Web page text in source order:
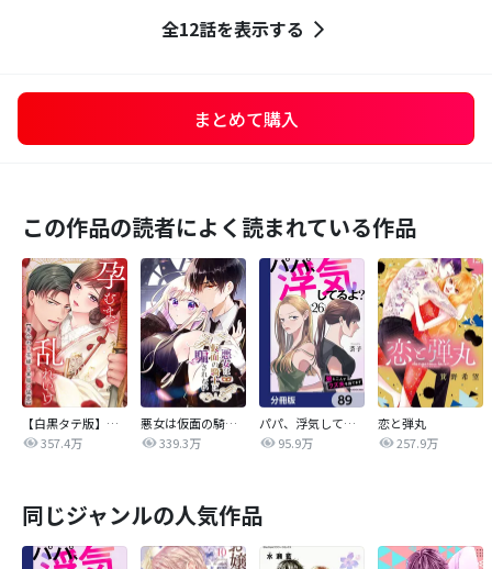
全12話を表示する
まとめて購入
この作品の読者によく読まれている作品
【白黒タテ版】孕むまで乱れいけ～身代わり花嫁と軍服の猛愛
357.4万
悪女は仮面の騎士に騙されない
339.3万
パパ、浮気してるよ？娘と二人でクズ夫を捨てます【分冊版】
95.9万
恋と弾丸
257.9万
同じジャンルの人気作品